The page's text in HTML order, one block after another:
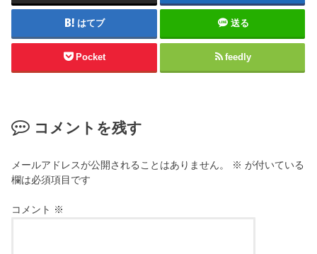
はてブ 送る
Pocket feedly
コメントを残す
メールアドレスが公開されることはありません。 ※ が付いている
欄は必須項目です
コメント ※